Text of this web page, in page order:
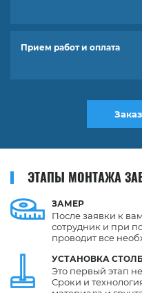
Прием работ и оплата
ЭТАПЫ МОНТАЖА
ЗАМЕР
УСТАНОВКА
После заявки к
сотрудник и при
проводит все
Это первый этап
Сроки и